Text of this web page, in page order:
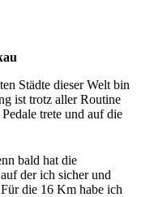
Städte dieser Welt bin
ist trotz aller Routine
trete und auf die
bald hat die
der ich sicher und
die 16 Km habe ich